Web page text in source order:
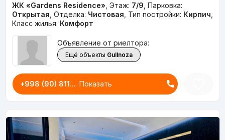
ЖК «Gardens Residence» Этаж: 7/9 Парковка:
Открытая Отделка: Чистовая Тип постройки: Кирпич
Класс жилья: Комфорт
Объявление от риелтора:
Ещё объекты Gullnoza
+998 (90) 811... Показать